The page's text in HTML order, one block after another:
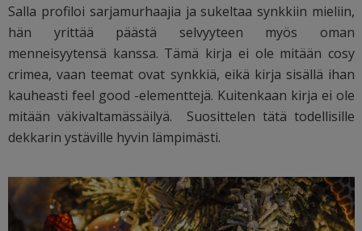
Salla profiloi sarjamurhaajia ja sukeltaa synkkiin mieliin,
hän yrittää päästä selvyyteen myös oman
menneisyytensä kanssa. Tämä kirja ei ole mitään cosy
crimea, vaan teemat ovat synkkiä, eikä kirja sisällä ihan
kauheasti feel good -elementtejä. Kuitenkaan kirja ei ole
mitään väkivaltamässäilyä. Suosittelen tätä todellisille
dekkarin ystäville hyvin lämpimästi.